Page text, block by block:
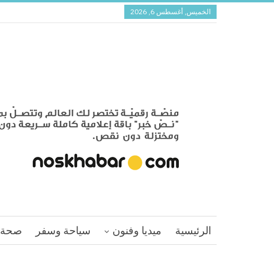
الخميس, أغسطس 6, 2026
الرئيسية ميديا وفنون سياحة وسفر صحة